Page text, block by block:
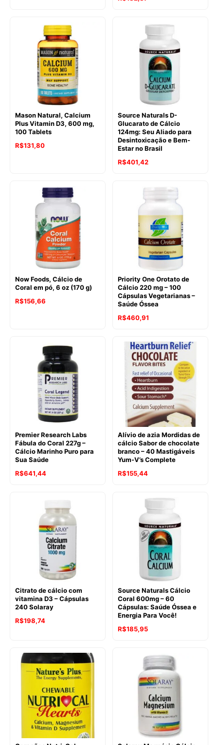
Mason Natural, Calcium
Plus Vitamin D3, 600 mg,
100 Tablets
R$131,80
Source Naturals D-
Glucarato de Cálcio
124mg: Seu Aliado para
Desintoxicação e Bem-
Estar no Brasil
R$401,42
Now Foods, Cálcio de
Coral em pó, 6 oz (170 g)
R$156,66
Priority One Orotato de
Cálcio 220 mg – 100
Cápsulas Vegetarianas –
Saúde Óssea
R$460,91
Premier Research Labs
Fábula do Coral 227g –
Cálcio Marinho Puro para
Sua Saúde
R$641,44
Alívio de azia Mordidas de
cálcio Sabor de chocolate
branco – 40 Mastigáveis
Yum-V’s Complete
R$155,44
Citrato de cálcio com
vitamina D3 – Cápsulas
240 Solaray
O
era:
R$282,19.
R$198,74O
R$198,74.
Source Naturals Cálcio
Coral 600mg – 60
Cápsulas: Saúde Óssea e
Energia Para Você!
R$185,95